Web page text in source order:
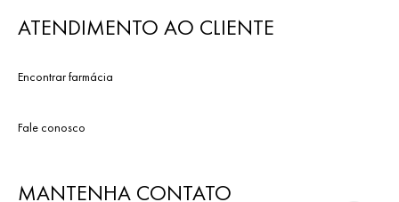
ATENDIMENTO AO CLIENTE
Encontrar farmácia
Fale conosco
MANTENHA CONTATO